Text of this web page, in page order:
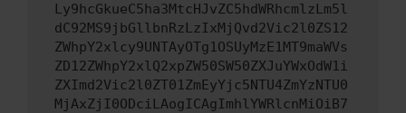
Ly9hcGkueC5ha3MtcHJvZC5hdWRhcmlzLm5l
dC92MS9jbGllbnRzLzIxMjQvd2Vic2l0ZS12
ZWhpY2xlcy9UNTAyOTg1OSUyMzE1MT9maWVs
ZD12ZWhpY2xlQ2xpZW50SW50ZXJuYWxOdW1i
ZXImd2Vic2l0ZT01ZmEyYjc5NTU4ZmYzNTU0
MjAxZjI0ODciLAogICAgImhlYWRlcnMiOiB7